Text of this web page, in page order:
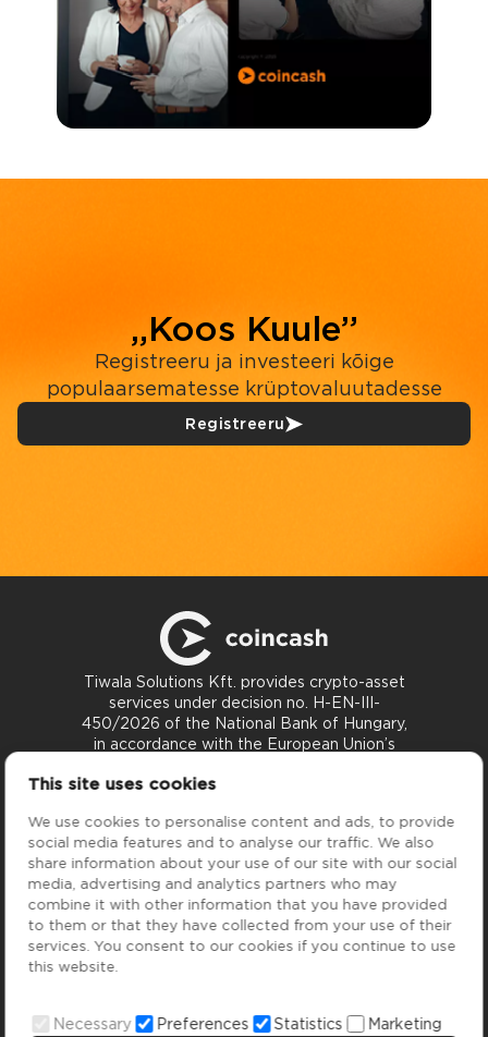
„Koos Kuule”
Registreeru ja investeeri kõige
populaarsematesse krüptovaluutadesse
Registreeru
Tiwala Solutions Kft. provides crypto-asset
services under decision no. H-EN-III-
450/2026 of the National Bank of Hungary,
in accordance with the European Union’s
Kontakt
Teenused
Hinnad
ATM
Blog
Ettevõte
Meist
KKK
AML/KYC poliitika
This site uses cookies
We use cookies to personalise content and ads, to provide
social media features and to analyse our traffic. We also
share information about your use of our site with our social
media, advertising and analytics partners who may
combine it with other information that you have provided
to them or that they have collected from your use of their
services. You consent to our cookies if you continue to use
this website.
Necessary Preferences Statistics Marketing